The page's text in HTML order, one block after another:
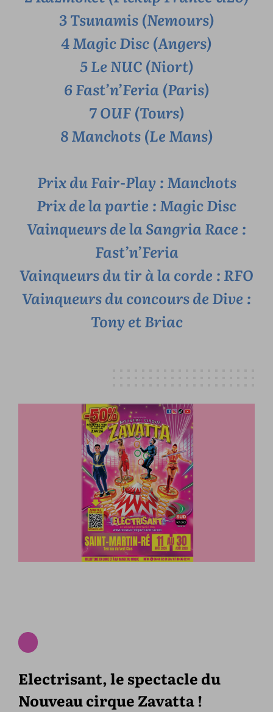
3 Tsunamis (Nemours)
4 Magic Disc (Angers)
5 Le NUC (Niort)
6 Fast’n’Feria (Paris)
7 OUF (Tours)
8 Manchots (Le Mans)
Prix du Fair-Play : Manchots
Prix de la partie : Magic Disc
Vainqueurs de la Sangria Race :
Fast’n’Feria
Vainqueurs du tir à la corde : RFO
Vainqueurs du concours de Dive :
Tony et Briac
Electrisant, le spectacle du
Nouveau cirque Zavatta !